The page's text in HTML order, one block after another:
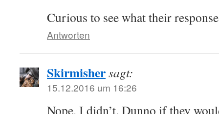
Curious to see what their
Antworten
Skirmishersagt:
15.12.2016 um 16:26
Nope, I didn’t. Dunno if they